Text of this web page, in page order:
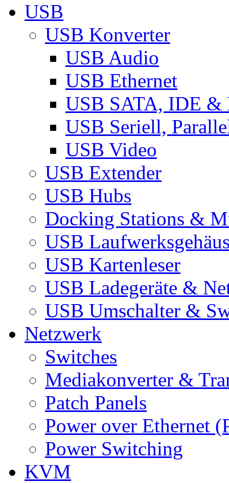
USB
USB Konverter
USB Audio
USB Ethernet
USB SATA, IDE &
USB Seriell,
USB Video
USB Extender
USB Hubs
Docking Stations &
USB
USB Kartenleser
USB Ladegeräte &
USB Umschalter &
Netzwerk
Switches
Mediakonverter &
Patch Panels
Power over Ethernet
Power Switching
KVM